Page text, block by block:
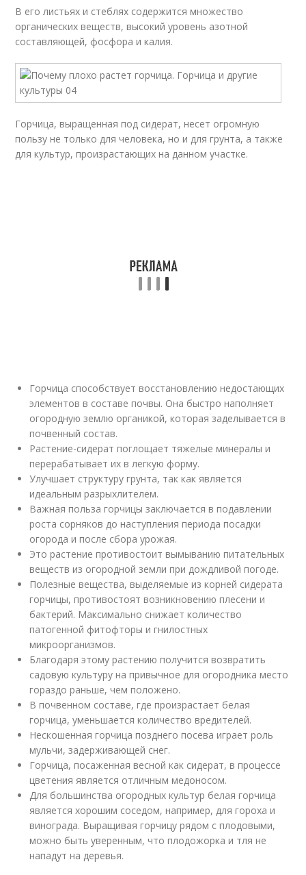
В его листьях и стеблях содержится множество
органических веществ, высокий уровень азотной
составляющей, фосфора и калия.
Горчица, выращенная под сидерат, несет огромную
пользу не только для человека, но и для грунта, а также
для культур, произрастающих на данном участке.
Горчица способствует восстановлению недостающих
элементов в составе почвы. Она быстро наполняет
огородную землю органикой, которая заделывается в
почвенный состав.
Растение-сидерат поглощает тяжелые минералы и
перерабатывает их в легкую форму.
Улучшает структуру грунта, так как является
идеальным разрыхлителем.
Важная польза горчицы заключается в подавлении
роста сорняков до наступления периода посадки
огорода и после сбора урожая.
Это растение противостоит вымыванию питательных
веществ из огородной земли при дождливой погоде.
Полезные вещества, выделяемые из корней сидерата
горчицы, противостоят возникновению плесени и
бактерий. Максимально снижает количество
патогенной фитофторы и гнилостных
микроорганизмов.
Благодаря этому растению получится возвратить
садовую культуру на привычное для огородника место
гораздо раньше, чем положено.
В почвенном составе, где произрастает белая
горчица, уменьшается количество вредителей.
Нескошенная горчица позднего посева играет роль
мульчи, задерживающей снег.
Горчица, посаженная весной как сидерат, в процессе
цветения является отличным медоносом.
Для большинства огородных культур белая горчица
является хорошим соседом, например, для гороха и
винограда. Выращивая горчицу рядом с плодовыми,
можно быть уверенным, что плодожорка и тля не
нападут на деревья.